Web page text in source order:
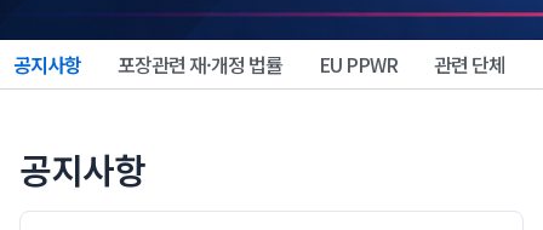
공지사항 포장관련 재·개정 법률 EU PPWR 관련 단체
공지사항